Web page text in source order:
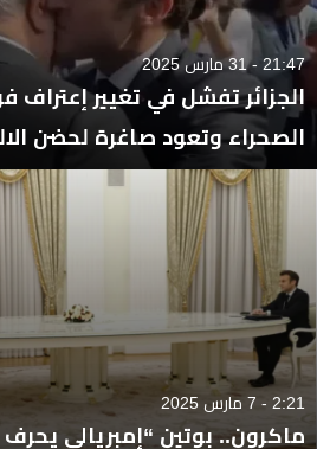
21:47 - 31 مارس 2025
الجزائر تفشل في تغيير إعتراف
الصحراء وتعود صاغرة لحضن
2:21 - 7 مارس 2025
ماكرون.. بوتين “إمبريالي يحرف